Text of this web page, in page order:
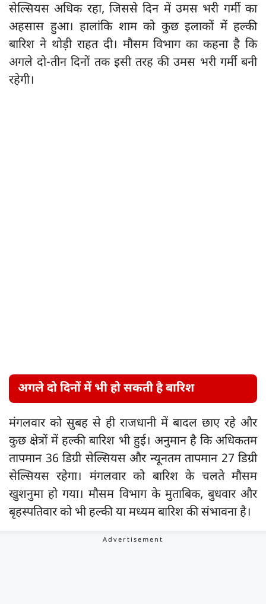
सेल्सियस अधिक रहा, जिससे दिन में उमस भरी गर्मी का
अहसास हुआ। हालांकि शाम को कुछ इलाकों में हल्की
बारिश ने थोड़ी राहत दी। मौसम विभाग का कहना है कि
अगले दो-तीन दिनों तक इसी तरह की उमस भरी गर्मी बनी
रहेगी।
अगले दो दिनों में भी हो सकती है बारिश
मंगलवार को सुबह से ही राजधानी में बादल छाए रहे और
कुछ क्षेत्रों में हल्की बारिश भी हुई। अनुमान है कि अधिकतम
तापमान 36 डिग्री सेल्सियस और न्यूनतम तापमान 27 डिग्री
सेल्सियस रहेगा। मंगलवार को बारिश के चलते मौसम
खुशनुमा हो गया। मौसम विभाग के मुताबिक, बुधवार और
बृहस्पतिवार को भी हल्की या मध्यम बारिश की संभावना है।